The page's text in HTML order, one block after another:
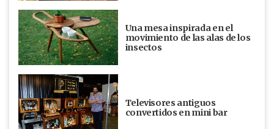
Una mesa inspirada en el
movimiento de las alas de los
insectos
Televisores antiguos
convertidos en mini bar